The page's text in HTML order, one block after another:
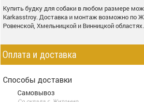
Купить будку для собаки в любом размере
Karkasstroy. Доставка и монтаж возможно по
Ровенской, Хмельницкой и Винницкой областях.
Оплата и доставка
Способы доставки
Самовывоз